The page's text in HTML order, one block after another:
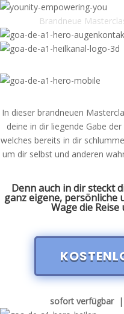
Brandneue
In dieser brandneuen
deine in dir liegende Gabe
welches bereits in dir
um dir selbst und anderen
Denn auch in dir steckt
ganz eigene, persönliche
Wage die
sofort verfügbar |